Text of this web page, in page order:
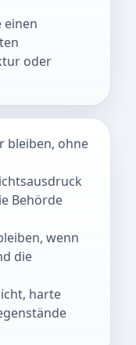
einen
oder
bleiben, ohne
Behörde
wenn
die
harte